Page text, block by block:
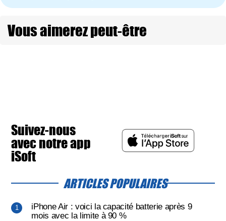
Vous aimerez peut-être
Suivez-nous
avec notre app
iSoft
ARTICLES POPULAIRES
iPhone Air : voici la capacité batterie après 9
mois avec la limite à 90 %